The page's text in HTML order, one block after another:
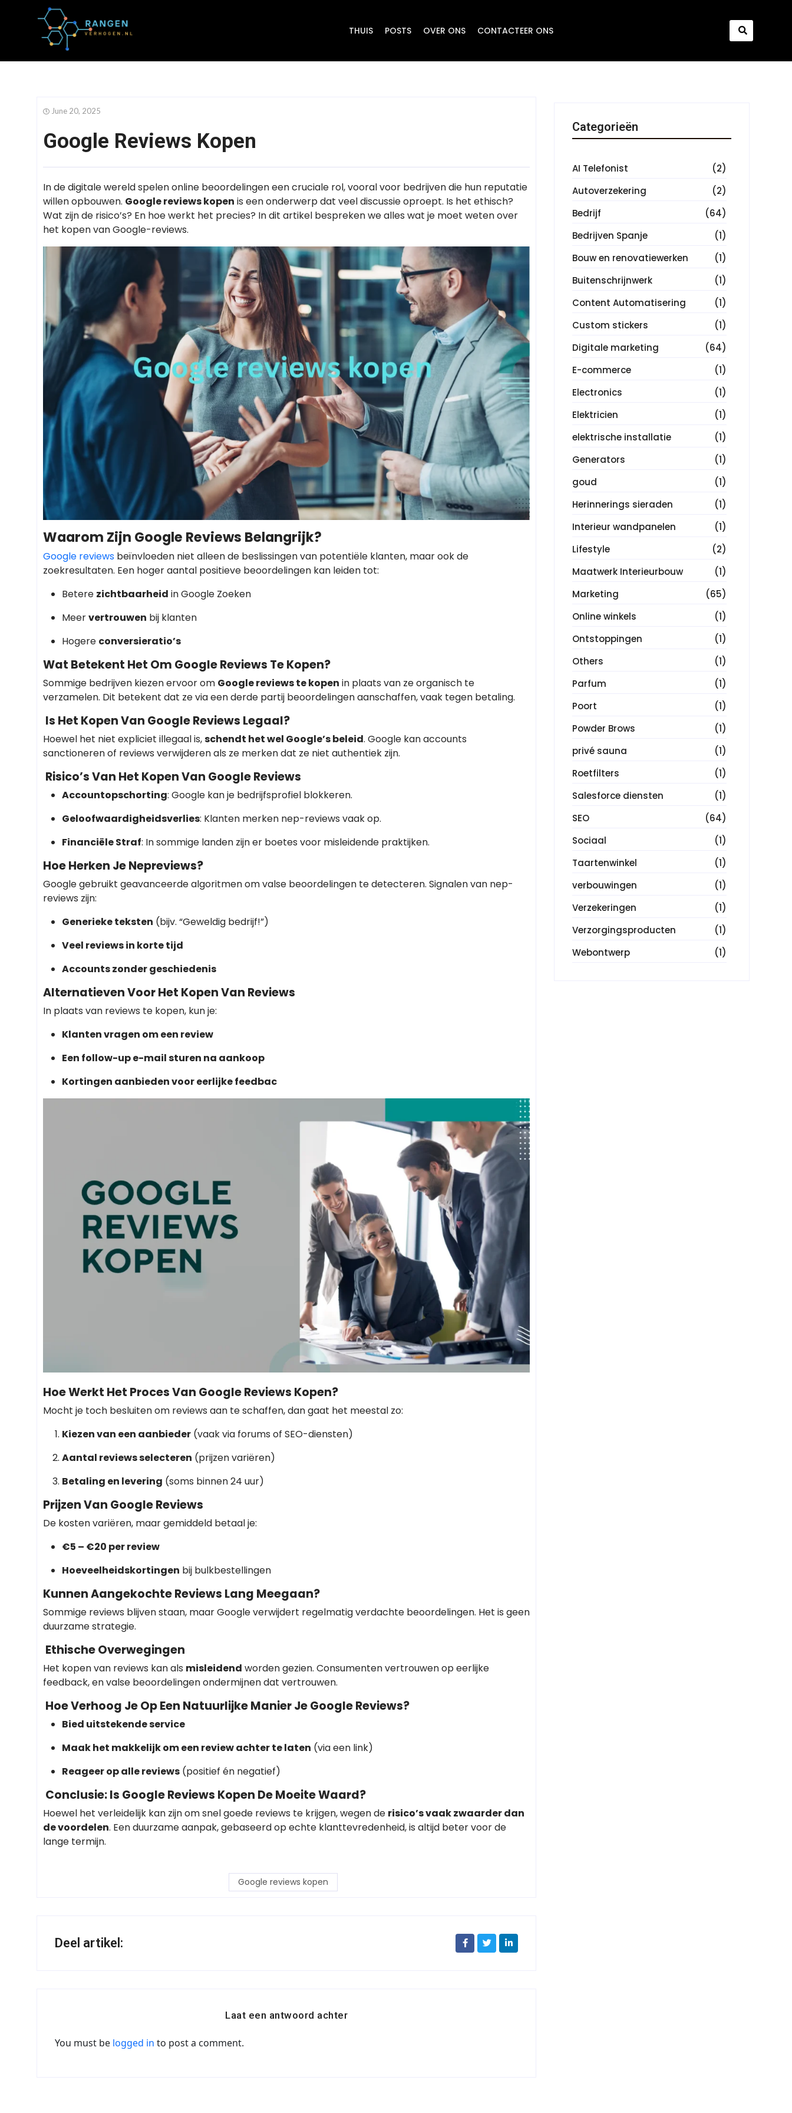
THUIS POSTS OVER ONS CONTACTEER ONS
June 20, 2025
Google Reviews Kopen
In de digitale wereld spelen online beoordelingen een cruciale rol, vooral voor bedrijven die hun reputatie
willen opbouwen. Google reviews kopen is een onderwerp dat veel discussie oproept. Is het ethisch?
Wat zijn de risico’s? En hoe werkt het precies? In dit artikel bespreken we alles wat je moet weten over
het kopen van Google-reviews.
Waarom Zijn Google Reviews Belangrijk?
Google reviews beïnvloeden niet alleen de beslissingen van potentiële klanten, maar ook de
zoekresultaten. Een hoger aantal positieve beoordelingen kan leiden tot:
Betere zichtbaarheid in Google Zoeken
Meervertrouwen bij klanten
Hogere conversieratio’s
Wat Betekent Het Om Google Reviews Te Kopen?
Sommige bedrijven kiezen ervoor om Google reviews te kopen in plaats van ze organisch te
verzamelen. Dit betekent dat ze via een derde partij beoordelingen aanschaffen, vaak tegen betaling.
Is Het Kopen Van Google Reviews Legaal?
Hoewel het niet expliciet illegaal is,schendt het wel Google’s beleid. Google kan accounts
sanctioneren of reviews verwijderen als ze merken dat ze niet authentiek zijn.
Risico’s Van Het Kopen Van Google Reviews
Accountopschorting: Google kan je bedrijfsprofiel blokkeren.
Geloofwaardigheidsverlies: Klanten merken nep-reviews vaak op.
Financiële Straf: In sommige landen zijn er boetes voor misleidende praktijken.
Hoe Herken Je Nepreviews?
Google gebruikt geavanceerde algoritmen om valse beoordelingen te detecteren. Signalen van nep-
reviews zijn:
Generieke teksten (bijv. “Geweldig bedrijf!”)
Veel reviews in korte tijd
Accounts zonder geschiedenis
Alternatieven Voor Het Kopen Van Reviews
In plaats van reviews te kopen, kun je:
Klanten vragen om een review
Een follow-up e-mail sturen na aankoop
Kortingen aanbieden voor eerlijke feedbac
Hoe Werkt Het Proces Van Google Reviews Kopen?
Mocht je toch besluiten om reviews aan te schaffen, dan gaat het meestal zo:
Kiezen van een aanbieder (vaak via forums of SEO-diensten)
Aantal reviews selecteren (prijzen variëren)
Betaling en levering (soms binnen 24 uur)
Prijzen Van Google Reviews
De kosten variëren, maar gemiddeld betaal je:
€5 – €20 per review
Hoeveelheidskortingen bij bulkbestellingen
Kunnen Aangekochte Reviews Lang Meegaan?
Sommige reviews blijven staan, maar Google verwijdert regelmatig verdachte beoordelingen. Het is geen
duurzame strategie.
Ethische Overwegingen
Het kopen van reviews kan als misleidend worden gezien. Consumenten vertrouwen op eerlijke
feedback, en valse beoordelingen ondermijnen dat vertrouwen.
Hoe Verhoog Je Op Een Natuurlijke Manier Je Google Reviews?
Bied uitstekende service
Maak het makkelijk om een review achter te laten (via een link)
Reageer op alle reviews (positief én negatief)
Conclusie: Is Google Reviews Kopen De Moeite Waard?
Hoewel het verleidelijk kan zijn om snel goede reviews te krijgen, wegen de risico’s vaak zwaarder dan
de voordelen. Een duurzame aanpak, gebaseerd op echte klanttevredenheid, is altijd beter voor de
lange termijn.
Google reviews kopen
Deel artikel:
Laat een antwoord achter
You must be logged in to post a comment.
Categorieën
AI Telefonist
(2)
Autoverzekering
(2)
Bedrijf
(64)
Bedrijven Spanje
(1)
Bouw en renovatiewerken
(1)
Buitenschrijnwerk
(1)
Content Automatisering
(1)
Custom stickers
(1)
Digitale marketing
(64)
E-commerce
(1)
Electronics
(1)
Elektricien
(1)
elektrische installatie
(1)
Generators
(1)
goud
(1)
Herinnerings sieraden
(1)
Interieur wandpanelen
(1)
Lifestyle
(2)
Maatwerk Interieurbouw
(1)
Marketing
(65)
Online winkels
(1)
Ontstoppingen
(1)
Others
(1)
Parfum
(1)
Poort
(1)
Powder Brows
(1)
privé sauna
(1)
Roetfilters
(1)
Salesforce diensten
(1)
SEO
(64)
Sociaal
(1)
Taartenwinkel
(1)
verbouwingen
(1)
Verzekeringen
(1)
Verzorgingsproducten
(1)
Webontwerp
(1)